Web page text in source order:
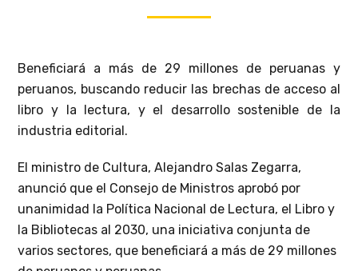
Beneficiará a más de 29 millones de peruanas y
peruanos, buscando reducir las brechas de acceso al
libro y la lectura, y el desarrollo sostenible de la
industria editorial.
El ministro de Cultura, Alejandro Salas Zegarra,
anunció que el Consejo de Ministros aprobó por
unanimidad la Política Nacional de Lectura, el Libro y
la Bibliotecas al 2030, una iniciativa conjunta de
varios sectores, que beneficiará a más de 29 millones